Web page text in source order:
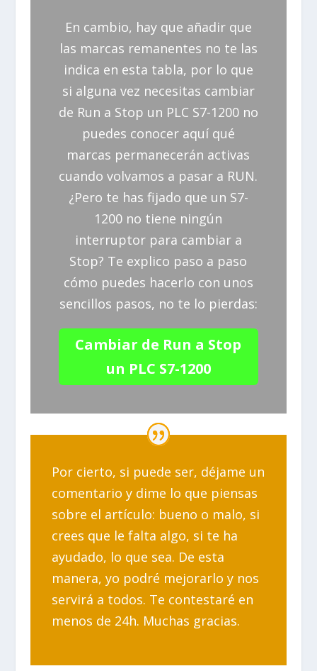
En cambio, hay que añadir que
las marcas remanentes no te las
indica en esta tabla, por lo que
si alguna vez necesitas cambiar
de Run a Stop un PLC S7-1200 no
puedes conocer aquí qué
marcas permanecerán activas
cuando volvamos a pasar a RUN.
¿Pero te has fijado que un S7-
1200 no tiene ningún
interruptor para cambiar a
Stop? Te explico paso a paso
cómo puedes hacerlo con unos
sencillos pasos, no te lo pierdas:
Cambiar de Run a Stop
un PLC S7-1200
Por cierto, si puede ser, déjame un
comentario y dime lo que piensas
sobre el artículo: bueno o malo, si
crees que le falta algo, si te ha
ayudado, lo que sea. De esta
manera, yo podré mejorarlo y nos
servirá a todos. Te contestaré en
menos de 24h. Muchas gracias.